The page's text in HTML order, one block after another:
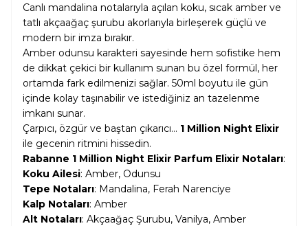
Canlı mandalina notalarıyla açılan koku, sıcak amber ve
tatlı akçaağaç şurubu akorlarıyla birleşerek güçlü ve
modern bir imza bırakır.
Amber odunsu karakteri sayesinde hem sofistike hem
de dikkat çekici bir kullanım sunan bu özel formül, her
ortamda fark edilmenizi sağlar. 50ml boyutu ile gün
içinde kolay taşınabilir ve istediğiniz an tazelenme
imkanı sunar.
Çarpıcı, özgür ve baştan çıkarıcı… 1 Million Night Elixir
ile gecenin ritmini hissedin.
Rabanne 1 Million Night Elixir Parfum Elixir Notaları:
Koku Ailesi: Amber, Odunsu
Tepe Notaları: Mandalina, Ferah Narenciye
Kalp Notaları: Amber
Alt Notaları: Akçaağaç Şurubu, Vanilya, Amber